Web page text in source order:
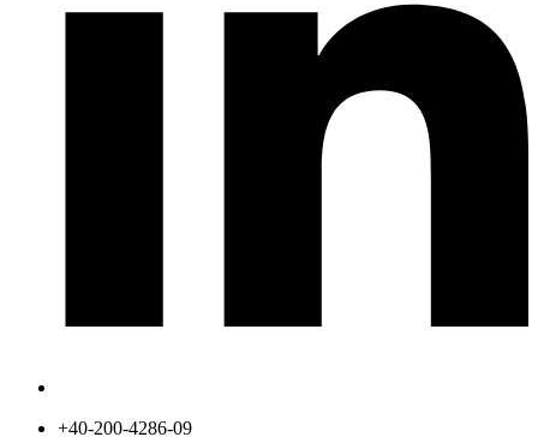
+40-200-4286-09